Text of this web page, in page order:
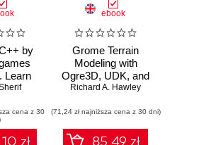
by
Learn
you to
own
cena z 30
zł
ebook
Grome Terrain
Modeling with
Ogre3D, UDK, and
Unity3D. Create
and export them to
the most popular
game engines
Richard A. Hawley
(71,24 zł najniższa cena z 30 dni)
85.49 zł